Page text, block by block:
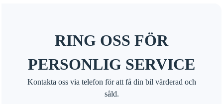
RING OSS FÖR
PERSONLIG SERVICE
Kontakta oss via telefon för att få din bil värderad och
såld.